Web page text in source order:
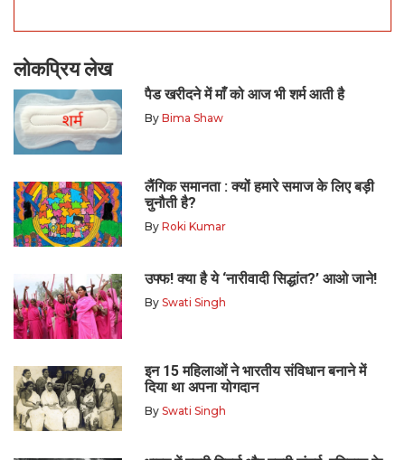
लोकप्रिय लेख
पैड खरीदने में माँ को आज भी शर्म आती है
By Bima Shaw
लैंगिक समानता : क्यों हमारे समाज के लिए बड़ी
चुनौती है?
By Roki Kumar
उफ्फ! क्या है ये ‘नारीवादी सिद्धांत?’ आओ जाने!
By Swati Singh
इन 15 महिलाओं ने भारतीय संविधान बनाने में
दिया था अपना योगदान
By Swati Singh